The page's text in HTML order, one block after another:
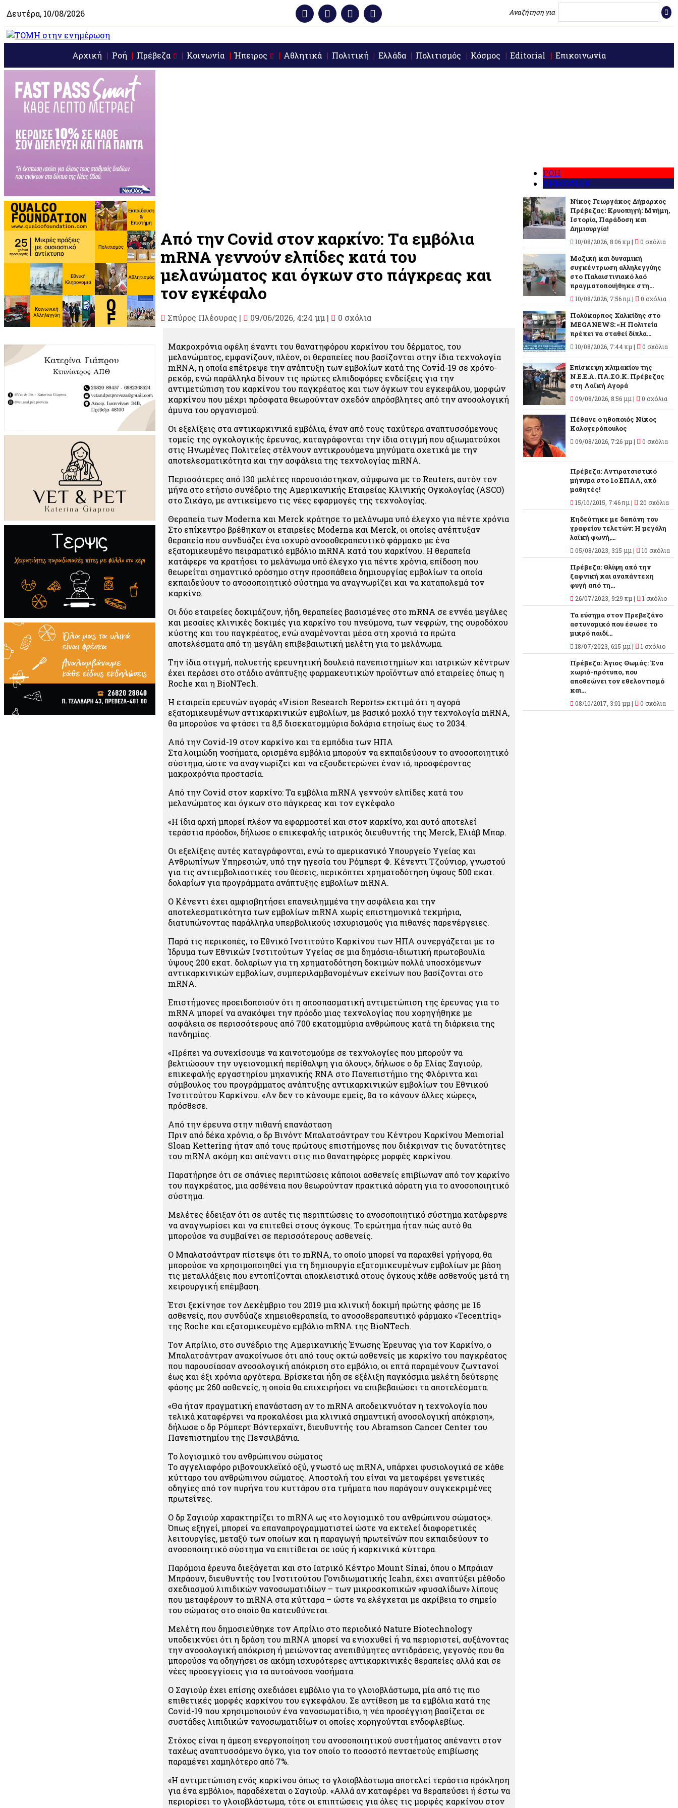
Δευτέρα, 10/08/2026 Αναζήτηση για
Αρχική Ροή Πρέβεζα Κοινωνία Ήπειρος Αθλητικά Πολιτική Ελλάδα Πολιτισμός Κόσμος Editorial Επικοινωνία
Από την Covid στον καρκίνο: Τα εμβόλια
mRNA γεννούν ελπίδες κατά του
μελανώματος και όγκων στο πάγκρεας και
τον εγκέφαλο
Σπύρος Πλέουρας | 09/06/2026, 4:24 μμ | 0 σχόλια
Μακροχρόνια οφέλη έναντι του θανατηφόρου καρκίνου του δέρματος, του
μελανώματος, εμφανίζουν, πλέον, οι θεραπείες που βασίζονται στην ίδια τεχνολογία
mRNA, η οποία επέτρεψε την ανάπτυξη των εμβολίων κατά της Covid-19 σε χρόνο-
ρεκόρ, ενώ παράλληλα δίνουν τις πρώτες ελπιδοφόρες ενδείξεις για την
αντιμετώπιση του καρκίνου του παγκρέατος και των όγκων του εγκεφάλου, μορφών
καρκίνου που μέχρι πρόσφατα θεωρούνταν σχεδόν απρόσβλητες από την ανοσολογική
άμυνα του οργανισμού.
Οι εξελίξεις στα αντικαρκινικά εμβόλια, έναν από τους ταχύτερα αναπτυσσόμενους
τομείς της ογκολογικής έρευνας, καταγράφονται την ίδια στιγμή που αξιωματούχοι
στις Ηνωμένες Πολιτείες στέλνουν αντικρουόμενα μηνύματα σχετικά με την
αποτελεσματικότητα και την ασφάλεια της τεχνολογίας mRNA.
Περισσότερες από 130 μελέτες παρουσιάστηκαν, σύμφωνα με το Reuters, αυτόν τον
μήνα στο ετήσιο συνέδριο της Αμερικανικής Εταιρείας Κλινικής Ογκολογίας (ASCO)
στο Σικάγο, με αντικείμενο τις νέες εφαρμογές της τεχνολογίας.
Θεραπεία των Moderna και Merck κράτησε το μελάνωμα υπό έλεγχο για πέντε χρόνια
Στο επίκεντρο βρέθηκαν οι εταιρείες Moderna και Merck, οι οποίες ανέπτυξαν
θεραπεία που συνδυάζει ένα ισχυρό ανοσοθεραπευτικό φάρμακο με ένα
εξατομικευμένο πειραματικό εμβόλιο mRNA κατά του καρκίνου. Η θεραπεία
κατάφερε να κρατήσει το μελάνωμα υπό έλεγχο για πέντε χρόνια, επίδοση που
θεωρείται σημαντικό ορόσημο στην προσπάθεια δημιουργίας εμβολίων τα οποία
εκπαιδεύουν το ανοσοποιητικό σύστημα να αναγνωρίζει και να καταπολεμά τον
καρκίνο.
Οι δύο εταιρείες δοκιμάζουν, ήδη, θεραπείες βασισμένες στο mRNA σε εννέα μεγάλες
και μεσαίες κλινικές δοκιμές για καρκίνο του πνεύμονα, των νεφρών, της ουροδόχου
κύστης και του παγκρέατος, ενώ αναμένονται μέσα στη χρονιά τα πρώτα
αποτελέσματα από τη μεγάλη επιβεβαιωτική μελέτη για το μελάνωμα.
Την ίδια στιγμή, πολυετής ερευνητική δουλειά πανεπιστημίων και ιατρικών κέντρων
έχει περάσει στο στάδιο ανάπτυξης φαρμακευτικών προϊόντων από εταιρείες όπως η
Roche και η BioNTech.
Η εταιρεία ερευνών αγοράς «Vision Research Reports» εκτιμά ότι η αγορά
εξατομικευμένων αντικαρκινικών εμβολίων, με βασικό μοχλό την τεχνολογία mRNA,
θα μπορούσε να φτάσει τα 8,5 δισεκατομμύρια δολάρια ετησίως έως το 2034.
Από την Covid-19 στον καρκίνο και τα εμπόδια των ΗΠΑ
Στα λοιμώδη νοσήματα, ορισμένα εμβόλια μπορούν να εκπαιδεύσουν το ανοσοποιητικό
σύστημα, ώστε να αναγνωρίζει και να εξουδετερώνει έναν ιό, προσφέροντας
μακροχρόνια προστασία.
Από την Covid στον καρκίνο: Τα εμβόλια mRNA γεννούν ελπίδες κατά του
μελανώματος και όγκων στο πάγκρεας και τον εγκέφαλο
«Η ίδια αρχή μπορεί πλέον να εφαρμοστεί και στον καρκίνο, και αυτό αποτελεί
τεράστια πρόοδο», δήλωσε ο επικεφαλής ιατρικός διευθυντής της Merck, Ελιάβ Μπαρ.
Οι εξελίξεις αυτές καταγράφονται, ενώ το αμερικανικό Υπουργείο Υγείας και
Ανθρωπίνων Υπηρεσιών, υπό την ηγεσία του Ρόμπερτ Φ. Κένεντι Τζούνιορ, γνωστού
για τις αντιεμβολιαστικές του θέσεις, περικόπτει χρηματοδότηση ύψους 500 εκατ.
δολαρίων για προγράμματα ανάπτυξης εμβολίων mRNA.
Ο Κένεντι έχει αμφισβητήσει επανειλημμένα την ασφάλεια και την
αποτελεσματικότητα των εμβολίων mRNA χωρίς επιστημονικά τεκμήρια,
διατυπώνοντας παράλληλα υπερβολικούς ισχυρισμούς για πιθανές παρενέργειες.
Παρά τις περικοπές, το Εθνικό Ινστιτούτο Καρκίνου των ΗΠΑ συνεργάζεται με το
Ίδρυμα των Εθνικών Ινστιτούτων Υγείας σε μια δημόσια-ιδιωτική πρωτοβουλία
ύψους 200 εκατ. δολαρίων για τη χρηματοδότηση δοκιμών πολλά υποσχόμενων
αντικαρκινικών εμβολίων, συμπεριλαμβανομένων εκείνων που βασίζονται στο
mRNA.
Επιστήμονες προειδοποιούν ότι η αποσπασματική αντιμετώπιση της έρευνας για το
mRNA μπορεί να ανακόψει την πρόοδο μιας τεχνολογίας που χορηγήθηκε με
ασφάλεια σε περισσότερους από 700 εκατομμύρια ανθρώπους κατά τη διάρκεια της
πανδημίας.
«Πρέπει να συνεχίσουμε να καινοτομούμε σε τεχνολογίες που μπορούν να
βελτιώσουν την υγειονομική περίθαλψη για όλους», δήλωσε ο δρ Ελίας Σαγιούρ,
επικεφαλής εργαστηρίου μηχανικής RNA στο Πανεπιστήμιο της Φλόριντα και
σύμβουλος του προγράμματος ανάπτυξης αντικαρκινικών εμβολίων του Εθνικού
Ινστιτούτου Καρκίνου. «Αν δεν το κάνουμε εμείς, θα το κάνουν άλλες χώρες»,
πρόσθεσε.
Από την έρευνα στην πιθανή επανάσταση
Πριν από δέκα χρόνια, ο δρ Βινόντ Μπαλατσάντραν του Κέντρου Καρκίνου Memorial
Sloan Kettering ήταν από τους πρώτους επιστήμονες που διέκριναν τις δυνατότητες
του mRNA ακόμη και απέναντι στις πιο θανατηφόρες μορφές καρκίνου.
Παρατήρησε ότι σε σπάνιες περιπτώσεις κάποιοι ασθενείς επιβίωναν από τον καρκίνο
του παγκρέατος, μια ασθένεια που θεωρούνταν πρακτικά αόρατη για το ανοσοποιητικό
σύστημα.
Μελέτες έδειξαν ότι σε αυτές τις περιπτώσεις το ανοσοποιητικό σύστημα κατάφερνε
να αναγνωρίσει και να επιτεθεί στους όγκους. Το ερώτημα ήταν πώς αυτό θα
μπορούσε να συμβαίνει σε περισσότερους ασθενείς.
Ο Μπαλατσάντραν πίστεψε ότι το mRNA, το οποίο μπορεί να παραχθεί γρήγορα, θα
μπορούσε να χρησιμοποιηθεί για τη δημιουργία εξατομικευμένων εμβολίων με βάση
τις μεταλλάξεις που εντοπίζονται αποκλειστικά στους όγκους κάθε ασθενούς μετά τη
χειρουργική επέμβαση.
Έτσι ξεκίνησε τον Δεκέμβριο του 2019 μια κλινική δοκιμή πρώτης φάσης με 16
ασθενείς, που συνδύαζε χημειοθεραπεία, το ανοσοθεραπευτικό φάρμακο «Tecentriq»
της Roche και εξατομικευμένο εμβόλιο mRNA της BioNTech.
Τον Απρίλιο, στο συνέδριο της Αμερικανικής Ένωσης Έρευνας για τον Καρκίνο, ο
Μπαλατσάντραν ανακοίνωσε ότι από τους οκτώ ασθενείς με καρκίνο του παγκρέατος
που παρουσίασαν ανοσολογική απόκριση στο εμβόλιο, οι επτά παραμένουν ζωντανοί
έως και έξι χρόνια αργότερα. Βρίσκεται ήδη σε εξέλιξη παγκόσμια μελέτη δεύτερης
φάσης με 260 ασθενείς, η οποία θα επιχειρήσει να επιβεβαιώσει τα αποτελέσματα.
«Θα ήταν πραγματική επανάσταση αν το mRNA αποδεικνυόταν η τεχνολογία που
τελικά καταφέρνει να προκαλέσει μια κλινικά σημαντική ανοσολογική απόκριση»,
δήλωσε ο δρ Ρόμπερτ Βόντερχαϊντ, διευθυντής του Abramson Cancer Center του
Πανεπιστημίου της Πενσιλβάνια.
Το λογισμικό του ανθρώπινου σώματος
Το αγγελιαφόρο ριβονουκλεϊκό οξύ, γνωστό ως mRNA, υπάρχει φυσιολογικά σε κάθε
κύτταρο του ανθρώπινου σώματος. Αποστολή του είναι να μεταφέρει γενετικές
οδηγίες από τον πυρήνα του κυττάρου στα τμήματα που παράγουν συγκεκριμένες
πρωτεΐνες.
Ο δρ Σαγιούρ χαρακτηρίζει το mRNA ως «το λογισμικό του ανθρώπινου σώματος».
Όπως εξηγεί, μπορεί να επαναπρογραμματιστεί ώστε να εκτελεί διαφορετικές
λειτουργίες, μεταξύ των οποίων και η παραγωγή πρωτεϊνών που εκπαιδεύουν το
ανοσοποιητικό σύστημα να επιτίθεται σε ιούς ή καρκινικά κύτταρα.
Παρόμοια έρευνα διεξάγεται και στο Ιατρικό Κέντρο Mount Sinai, όπου ο Μπράιαν
Μπράουν, διευθυντής του Ινστιτούτου Γονιδιωματικής Icahn, έχει αναπτύξει μέθοδο
σχεδιασμού λιπιδικών νανοσωματιδίων – των μικροσκοπικών «φυσαλίδων» λίπους
που μεταφέρουν το mRNA στα κύτταρα – ώστε να ελέγχεται με ακρίβεια το σημείο
του σώματος στο οποίο θα κατευθύνεται.
Μελέτη που δημοσιεύθηκε τον Απρίλιο στο περιοδικό Nature Biotechnology
υποδεικνύει ότι η δράση του mRNA μπορεί να ενισχυθεί ή να περιοριστεί, αυξάνοντας
την ανοσολογική απόκριση ή μειώνοντας ανεπιθύμητες αντιδράσεις, γεγονός που θα
μπορούσε να οδηγήσει σε ακόμη ισχυρότερες αντικαρκινικές θεραπείες αλλά και σε
νέες προσεγγίσεις για τα αυτοάνοσα νοσήματα.
Ο Σαγιούρ έχει επίσης σχεδιάσει εμβόλιο για το γλοιοβλάστωμα, μία από τις πιο
επιθετικές μορφές καρκίνου του εγκεφάλου. Σε αντίθεση με τα εμβόλια κατά της
Covid-19 που χρησιμοποιούν ένα νανοσωματίδιο, η νέα προσέγγιση βασίζεται σε
συστάδες λιπιδικών νανοσωματιδίων οι οποίες χορηγούνται ενδοφλεβίως.
Στόχος είναι η άμεση ενεργοποίηση του ανοσοποιητικού συστήματος απέναντι στον
ταχέως αναπτυσσόμενο όγκο, για τον οποίο το ποσοστό πενταετούς επιβίωσης
παραμένει χαμηλότερο από 7%.
«Η αντιμετώπιση ενός καρκίνου όπως το γλοιοβλάστωμα αποτελεί τεράστια πρόκληση
για ένα εμβόλιο», παραδέχεται ο Σαγιούρ. «Αλλά αν καταφέρει να θεραπεύσει ή έστω να
περιορίσει το γλοιοβλάστωμα, τότε οι επιπτώσεις για όλες τις μορφές καρκίνου στον
ΡΟΗ
ΔΗΜΟΦΙΛΗ
Νίκος Γεωργάκος Δήμαρχος
Πρέβεζας: Κρυοπηγή: Μνήμη,
Ιστορία, Παράδοση και
Δημιουργία!
10/08/2026, 8:06 πμ | 0 σχόλια
Μαζική και δυναμική
συγκέντρωση αλληλεγγύης
στο Παλαιστινιακό λαό
πραγματοποιήθηκε στη...
10/08/2026, 7:56 πμ | 0 σχόλια
Πολύκαρπος Χαλκίδης στο
MEGANEWS: «Η Πολιτεία
πρέπει να σταθεί δίπλα...
10/08/2026, 7:44 πμ | 0 σχόλια
Επίσκεψη κλιμακίου της
Ν.Ε.Ε.Α. ΠΑ.ΣΟ.Κ. Πρέβεζας
στη Λαϊκή Αγορά
09/08/2026, 8:56 μμ | 0 σχόλια
Πέθανε ο ηθοποιός Νίκος
Καλογερόπουλος
09/08/2026, 7:26 μμ | 0 σχόλια
Πρέβεζα: Αντιρατσιστικό
μήνυμα στο 1ο ΕΠΑΛ, από
μαθητές!
15/10/2015, 7:46 πμ | 20 σχόλια
Κηδεύτηκε με δαπάνη του
γραφείου τελετών: Η μεγάλη
λαϊκή φωνή,...
05/08/2023, 3:15 μμ | 10 σχόλια
Πρέβεζα: Θλίψη από την
ξαφνική και αναπάντεχη
φυγή από τη...
26/07/2023, 9:29 πμ | 1 σχόλιο
Τα εύσημα στον Πρεβεζάνο
αστυνομικό που έσωσε το
μικρό παιδί...
18/07/2023, 6:15 μμ | 1 σχόλιο
Πρέβεζα: Άγιος Θωμάς: Ένα
χωριό-πρότυπο, που
αποθεώνει τον εθελοντισμό
και...
08/10/2017, 3:01 μμ | 0 σχόλια